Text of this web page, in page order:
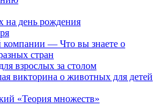
на день рождения
компании — Что вы знаете о
стран
взрослых за столом
викторина о животных для детей
«Теория множеств»